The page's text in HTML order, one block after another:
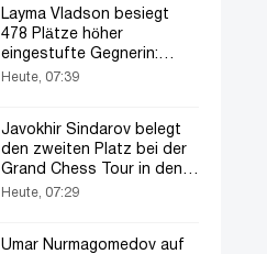
Layma Vladson besiegt
478 Plätze höher
eingestufte Gegnerin:
Sensation in Leipzig!
Heute, 07:39
Javokhir Sindarov belegt
den zweiten Platz bei der
Grand Chess Tour in den
USA!
Heute, 07:29
Umar Nurmagomedov auf